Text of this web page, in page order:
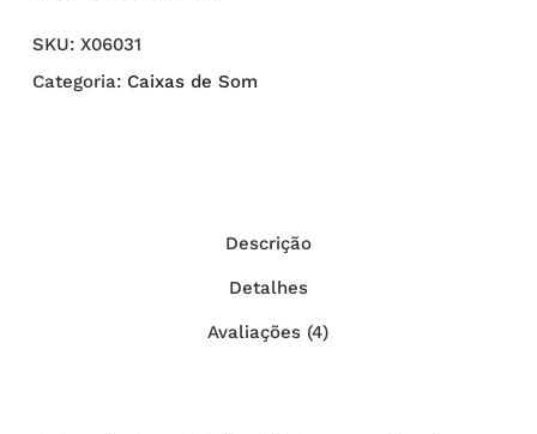
SKU: X06031
Categoria: Caixas de Som
Descrição
Detalhes
Avaliações (4)